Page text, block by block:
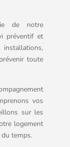
de notre
préventif et
toute
vos
sur les
logement
temps.